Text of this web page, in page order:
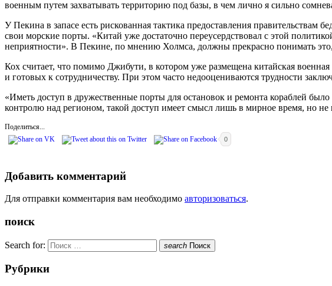
военным путем захватывать территорию под базы, в чем лично я сильно
У Пекина в запасе есть рискованная тактика предоставления правительствам
свои морские порты. «Китай уже достаточно переусердствовал с этой
неприятности». В Пекине, по мнению Холмса, должны прекрасно понимать
Кох считает, что помимо Джибути, в котором уже размещена китайская
и готовых к сотрудничеству. При этом часто недооцениваются трудности
«Иметь доступ в дружественные порты для остановок и ремонта кораблей
контролю над регионом, такой доступ имеет смысл лишь в мирное время, но
Поделиться...
0
Добавить комментарий
Для отправки комментария вам необходимо авторизоваться.
поиск
Search for: search Поиск
Рубрики